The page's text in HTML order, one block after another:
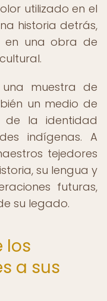
utilizado en el
historia detrás,
en una obra de
muestra de
un medio de
de la identidad
indígenas. A
tejedores
su lengua y
futuras,
su legado.
los
a sus